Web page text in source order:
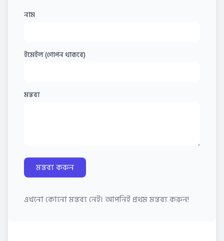
নাম
ইমেইল (গোপন থাকবে)
মন্তব্য
মন্তব্য করুন
এখনো কোনো মন্তব্য নেই। আপনিই প্রথম মন্তব্য করুন!